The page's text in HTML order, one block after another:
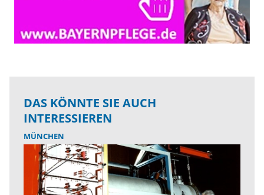
DAS KÖNNTE SIE AUCH
INTERESSIEREN
MÜNCHEN